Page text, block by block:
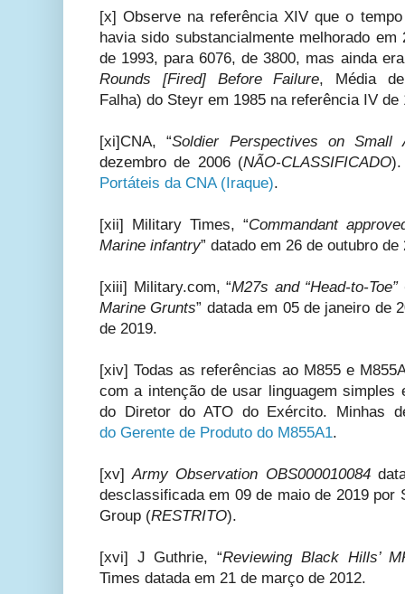
[x] Observe na referência XIV que o
havia sido substancialmente melhorado
de 1993, para 6076, de 3800, mas ainda
Rounds [Fired] Before Failure, Média
Falha) do Steyr em 1985 na referência IV de
[xi]CNA, “Soldier Perspectives on Small
dezembro de 2006 (NÃO-CLASSIFICADO
Portáteis da CNA (Iraque).
[xii] Military Times, “Commandant
Marine infantry” datado em 26 de outubro de
[xiii] Military.com, “M27s and “Head-to-
Marine Grunts” datada em 05 de janeiro de
de 2019.
[xiv] Todas as referências ao M855 e
com a intenção de usar linguagem
do Diretor do ATO do Exército. Minhas
do Gerente de Produto do M855A1.
[xv]Army Observation OBS000010084
desclassificada em 09 de maio de 2019 por
Group (RESTRITO).
[xvi] J Guthrie, “Reviewing Black Hills’
Times datada em 21 de março de 2012.